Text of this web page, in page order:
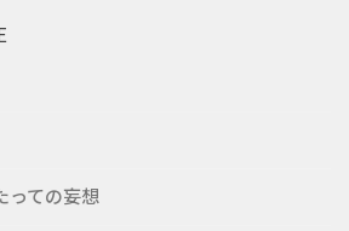
っての妄想